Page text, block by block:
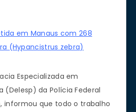
em Manaus com 268
(Hypancistrus zebra)
Especializada em
(Delesp) da Polícia Federal
informou que todo o trabalho